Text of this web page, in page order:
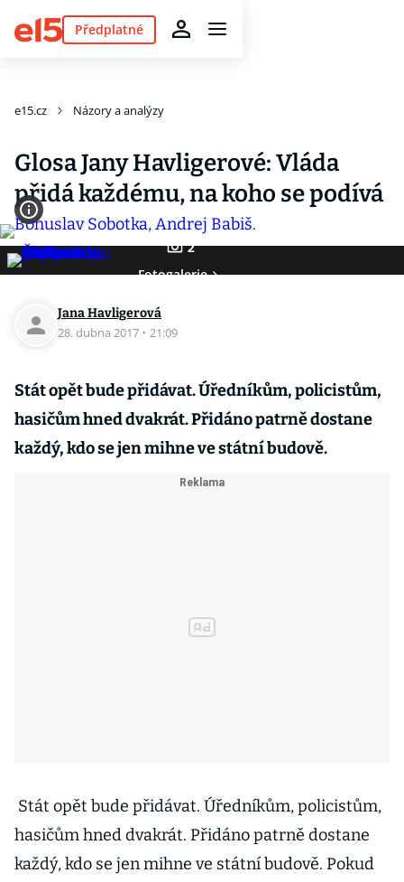
Předplatné
e15.cz Názory a analýzy
Glosa Jany Havligerové: Vláda
přidá každému, na koho se podívá
2
Fotogalerie
Jana Havligerová
28. dubna 2017 · 21:09
Stát opět bude přidávat. Úředníkům, policistům,
hasičům hned dvakrát. Přidáno patrně dostane
každý, kdo se jen mihne ve státní budově.
Stát opět bude přidávat. Úředníkům, policistům,
hasičům hned dvakrát. Přidáno patrně dostane
každý, kdo se jen mihne ve státní budově. Pokud